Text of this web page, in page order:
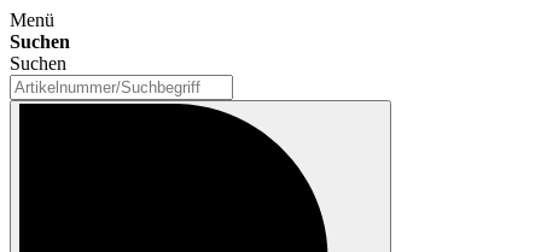
Menü
Suchen
Suchen